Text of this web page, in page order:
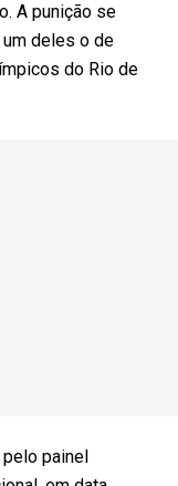
A punição se
deles o de
do Rio de
painel